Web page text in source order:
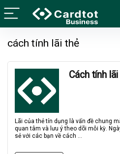
cách tính lãi thẻ
Cách tính
Lãi của thẻ tín dụng là vấn đề chung
quan tâm và lưu ý theo dõi mỗi kỳ.
sẻ với các bạn về cách ...